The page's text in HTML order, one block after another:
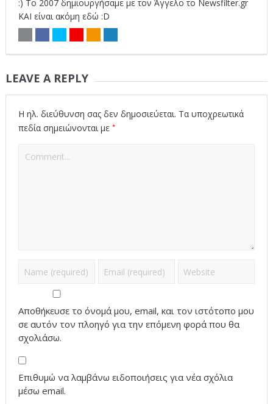
:) Το 2007 δημιουργήσαμε με τον Άγγελο το Newsfilter.gr
ΚΑΙ είναι ακόμη εδώ :D
LEAVE A REPLY
Η ηλ. διεύθυνση σας δεν δημοσιεύεται. Τα υποχρεωτικά
πεδία σημειώνονται με *
Αποθήκευσε το όνομά μου, email, και τον ιστότοπο μου
σε αυτόν τον πλοηγό για την επόμενη φορά που θα
σχολιάσω.
Επιθυμώ να λαμβάνω ειδοποιήσεις για νέα σχόλια
μέσω email.